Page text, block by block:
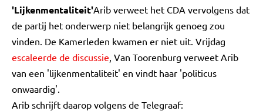
'Lijkenmentaliteit'Arib verweet het CDA vervolgens dat
de partij het onderwerp niet belangrijk genoeg zou
vinden. De Kamerleden kwamen er niet uit. Vrijdag
escaleerde de discussie, Van Toorenburg verweet Arib
van een 'lijkenmentaliteit' en vindt haar 'politicus
onwaardig'.
Arib schrijft daarop volgens de Telegraaf: